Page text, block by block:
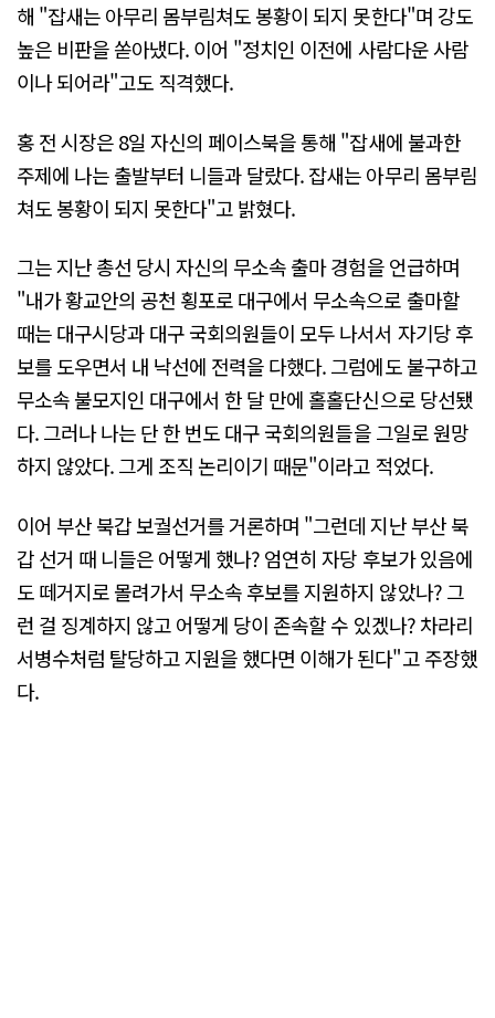
해 "잡새는 아무리 몸부림쳐도 봉황이 되지 못한다"며 강도
높은 비판을 쏟아냈다. 이어 "정치인 이전에 사람다운 사람
이나 되어라"고도 직격했다.
홍 전 시장은 8일 자신의 페이스북을 통해 "잡새에 불과한
주제에 나는 출발부터 니들과 달랐다. 잡새는 아무리 몸부림
쳐도 봉황이 되지 못한다"고 밝혔다.
그는 지난 총선 당시 자신의 무소속 출마 경험을 언급하며
"내가 황교안의 공천 횡포로 대구에서 무소속으로 출마할
때는 대구시당과 대구 국회의원들이 모두 나서서 자기당 후
보를 도우면서 내 낙선에 전력을 다했다. 그럼에도 불구하고
무소속 불모지인 대구에서 한 달 만에 홀홀단신으로 당선됐
다. 그러나 나는 단 한 번도 대구 국회의원들을 그일로 원망
하지 않았다. 그게 조직 논리이기 때문"이라고 적었다.
이어 부산 북갑 보궐선거를 거론하며 "그런데 지난 부산 북
갑 선거 때 니들은 어떻게 했나? 엄연히 자당 후보가 있음에
도 떼거지로 몰려가서 무소속 후보를 지원하지 않았나? 그
런 걸 징계하지 않고 어떻게 당이 존속할 수 있겠나? 차라리
서병수처럼 탈당하고 지원을 했다면 이해가 된다"고 주장했
다.